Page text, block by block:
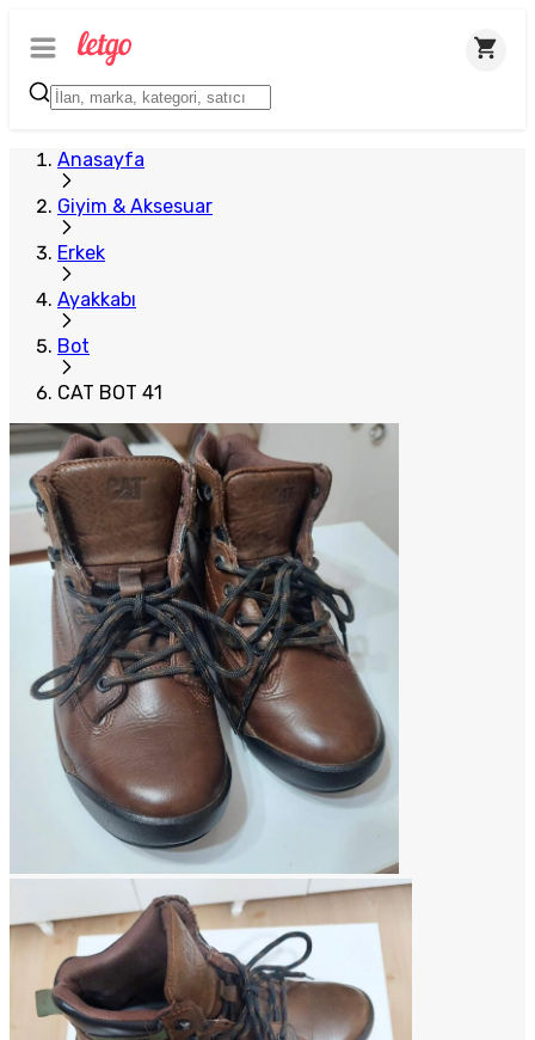
Anasayfa
Giyim & Aksesuar
Erkek
Ayakkabı
Bot
CAT BOT 41